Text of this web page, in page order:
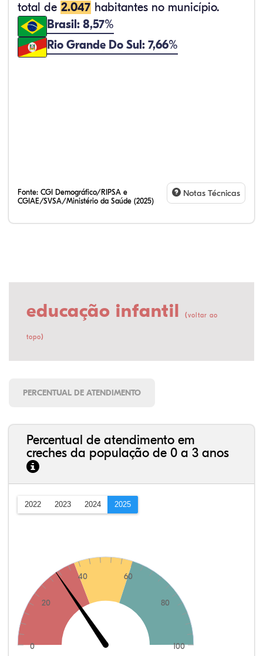
total de 2.047 habitantes no município.
Brasil: 8,57%
Rio Grande Do Sul: 7,66%
Fonte: CGI Demográfico/RIPSA e
CGIAE/SVSA/Ministério da Saúde (2025)
Notas Técnicas
educação infantil (voltar ao
topo)
PERCENTUAL DE ATENDIMENTO
Percentual de atendimento em
creches da população de 0 a 3 anos
2022 2023 2024 2025
0
20
40 60
80
100